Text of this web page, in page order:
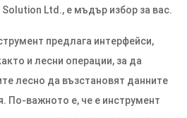
Ltd., е мъдър избор за вас.
предлага интерфейси,
и лесни операции, за да
лесно да възстановят данните
По-важното е, че е инструмент